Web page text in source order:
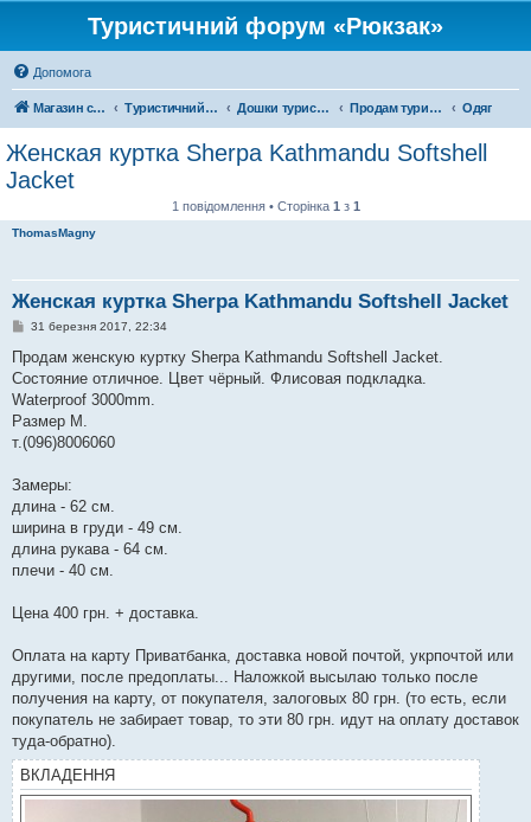
Туристичний форум «Рюкзак»
Допомога
Магазин спорядження Туристичний форум «Рюкзак» Дошки туристичних оголошень Продам туристичне спорядження Одяг
Женская куртка Sherpa Kathmandu Softshell
Jacket
1 повідомлення • Сторінка 1 з 1
ThomasMagny
Женская куртка Sherpa Kathmandu Softshell Jacket
П
в
д
о
л
е
н
я
31 березня 2017, 22:34
Продам женскую куртку Sherpa Kathmandu Softshell Jacket.
Состояние отличное. Цвет чёрный. Флисовая подкладка.
Waterproof 3000mm.
Размер M.
т.(096)8006060
Замеры:
длина - 62 см.
ширина в груди - 49 см.
длина рукава - 64 см.
плечи - 40 см.
Цена 400 грн. + доставка.
Оплата на карту Приватбанка, доставка новой почтой, укрпочтой или
другими, после предоплаты... Наложкой высылаю только после
получения на карту, от покупателя, залоговых 80 грн. (то есть, если
покупатель не забирает товар, то эти 80 грн. идут на оплату доставок
туда-обратно).
ВКЛАДЕННЯ